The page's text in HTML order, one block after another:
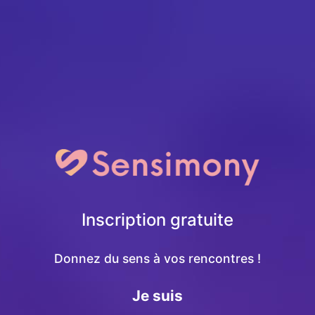
Inscription gratuite
Donnez du sens à vos rencontres !
Je suis